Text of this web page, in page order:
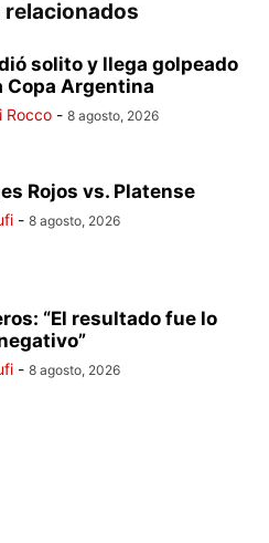
solito y llega golpeado
Copa Argentina
Rocco - 8 agosto, 2026
Rojos vs. Platense
- 8 agosto, 2026
“El resultado fue lo
- 8 agosto, 2026